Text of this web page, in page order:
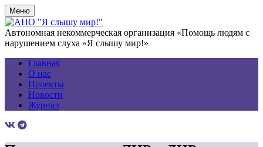
Меню
Автономная некоммерческая организация «Помощь людям с
нарушением слуха «Я слышу мир!»
Главная
О нас
Проекты
Новости
Журнал